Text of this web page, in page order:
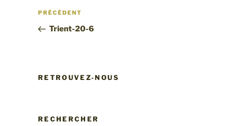
Navigation
l’article
Article
précédent
PRÉCÉDENT
Trient-20-6
RETROUVEZ-NOUS
RECHERCHER